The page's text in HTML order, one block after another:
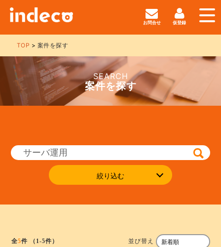
お問合せ 仮登録
TOP 案件を探す
SEARCH
案件を探す
絞り込む
全5件 （1-5件） 並び替え